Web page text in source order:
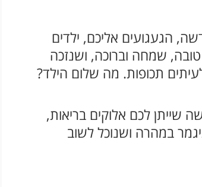
הגעגועים אליכם, ילדים
שמחה וברוכה, ושנזכה
תכופות. מה שלום הילד?
שייתן לכם אלוקים בריאות,
במהרה ושנוכל לשוב